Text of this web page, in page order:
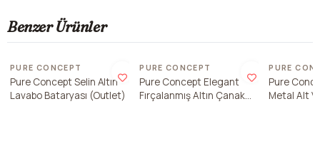
Benzer Ürünler
PURE CONCEPT
Pure Concept Selin Altın
Lavabo Bataryası (Outlet)
PURE CONCEPT
Pure Concept Elegant
Fırçalanmış Altın Çanak
PURE
Pure
Metal Alt